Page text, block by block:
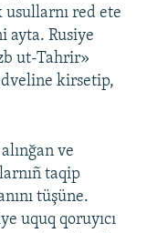
red ete
ayta. Rusiye
ut-Tahrir»
kirsetip,
ve
taqip
tüşüne.
uquq qoruyıcı